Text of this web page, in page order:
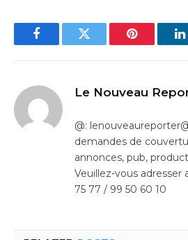
FacebookTwitter Pinterest
Le Nouveau
@:
demandes de
annonces, pub,
Veuillez-vous adresser
75 77 / 99 50 60 10